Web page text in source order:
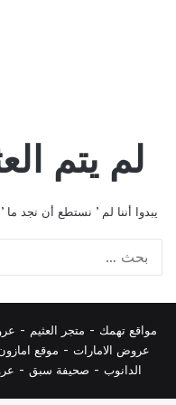
لم يتم
يبدوا أننا لم ’ نستطع أن نجد
مواقع تهمك - متجر العثيم -
عروض الامارات - موقع
الدانوب - صحيفة سبق -